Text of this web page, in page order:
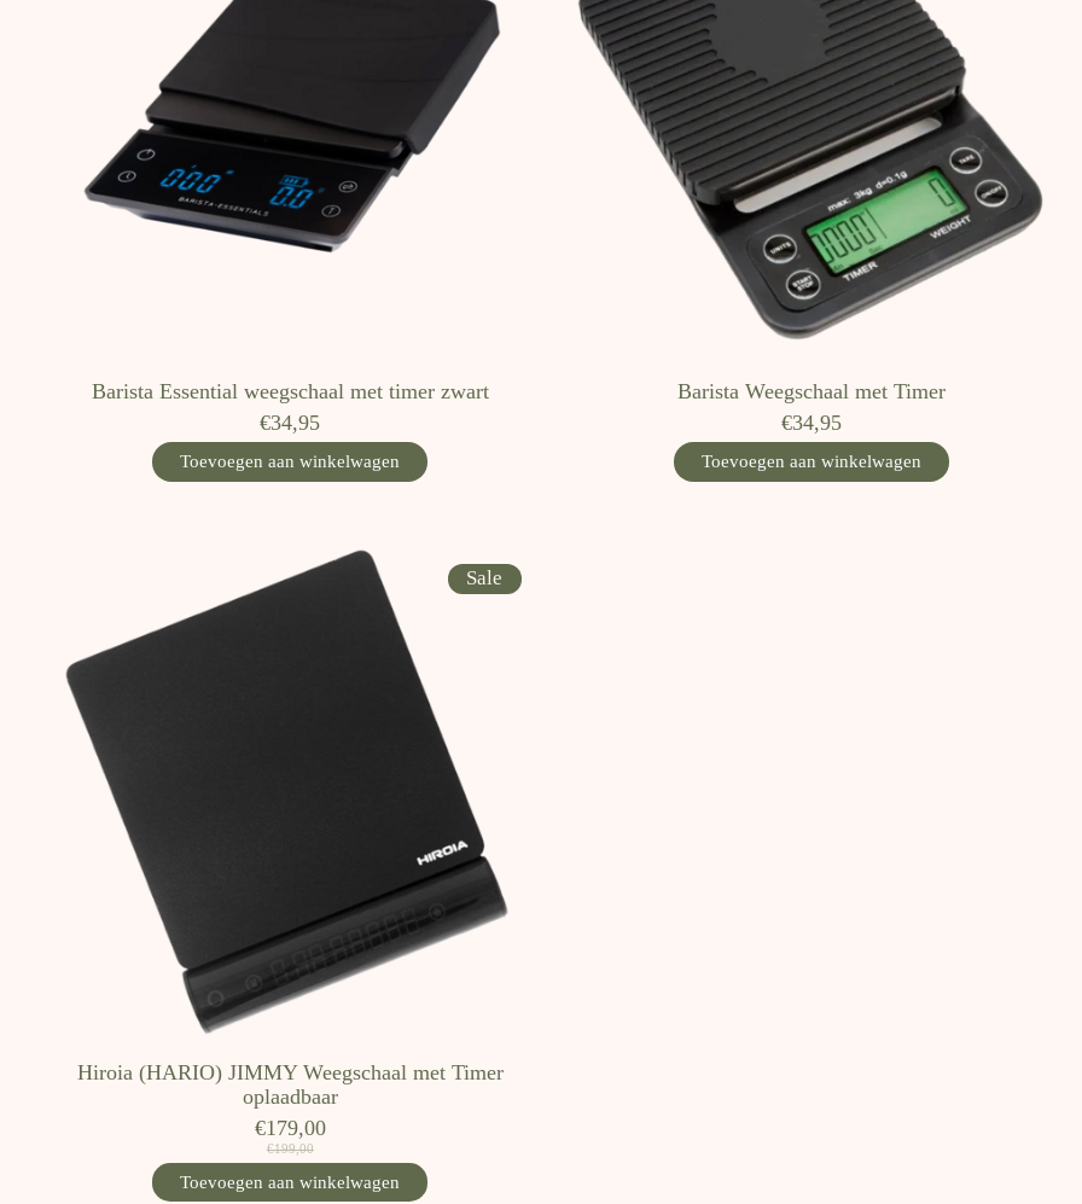
Barista Essential weegschaal met timer zwart
€34,95
Toevoegen aan winkelwagen
Barista Weegschaal met Timer
€34,95
Toevoegen aan winkelwagen
Sale
Hiroia (HARIO) JIMMY Weegschaal met Timer
oplaadbaar
€179,00
€199,00
Toevoegen aan winkelwagen